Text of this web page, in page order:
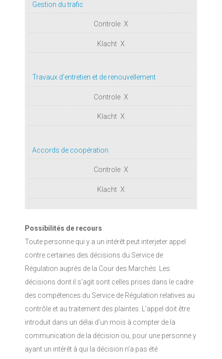
Gestion du trafic
X
X
Travaux d’entretien et de renouvellement
X
X
Accords de coopération
X
X
Possibilités de recours
Toute personne qui y a un intérêt peut interjeter appel
contre certaines des décisions du Service de
Régulation auprès de la Cour des Marchés. Les
décisions dont il s’agit sont celles prises dans le cadre
des compétences du Service de Régulation relatives au
contrôle et au traitement des plaintes. L’appel doit être
introduit dans un délai d’un mois à compter de la
communication de la décision ou, pour une personne y
ayant un intérêt à qui la décision n’a pas été